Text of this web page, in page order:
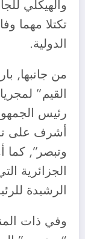
والهيكلي
تكتلا مهما
الدولية.
من جانبها,
القيم”
رئيس
أشرف على
وتبصر”, كما
الجزائرية
الرشيدة
وفي ذات